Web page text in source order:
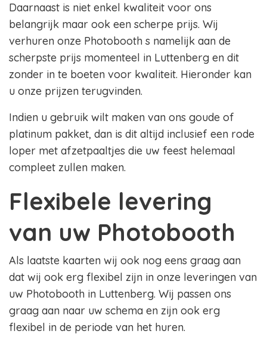
Daarnaast is niet enkel kwaliteit voor ons
belangrijk maar ook een scherpe prijs. Wij
verhuren onze Photobooth s namelijk aan de
scherpste prijs momenteel in Luttenberg en dit
zonder in te boeten voor kwaliteit. Hieronder kan
u onze prijzen terugvinden.
Indien u gebruik wilt maken van ons goude of
platinum pakket, dan is dit altijd inclusief een rode
loper met afzetpaaltjes die uw feest helemaal
compleet zullen maken.
Flexibele levering
van uw Photobooth
Als laatste kaarten wij ook nog eens graag aan
dat wij ook erg flexibel zijn in onze leveringen van
uw Photobooth in Luttenberg. Wij passen ons
graag aan naar uw schema en zijn ook erg
flexibel in de periode van het huren.